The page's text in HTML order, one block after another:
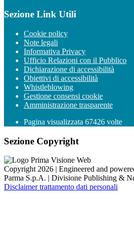
Sezione Link Utili
Cookie policy
Note legali
Informativa Privacy
Ufficio Relazioni con il Pubblico
Dichiarazione di accessibilità
Obiettivi di accessibilità
Whistleblowing
Gestione consensi cookie
Amministrazione trasparente
Pagina visualizzata 67426 volte
Sezione Copyright
Copyright 2026 | Engineered and
Parma S.p.A. | Divisione Publishing &
Disclaimer trattamento dati personali